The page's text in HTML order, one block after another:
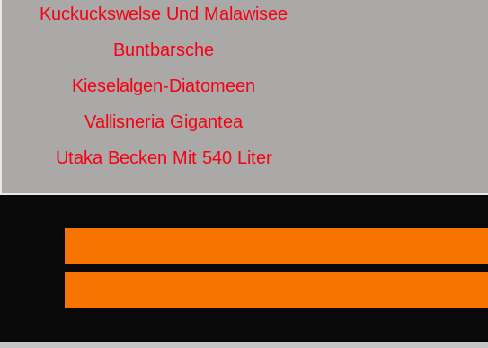
Kuckuckswelse Und Malawisee
Buntbarsche
Kieselalgen-Diatomeen
Vallisneria Gigantea
Utaka Becken Mit 540 Liter